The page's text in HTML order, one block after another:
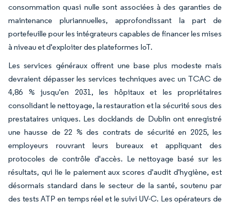
consommation quasi nulle sont associées à des garanties de
maintenance pluriannuelles, approfondissant la part de
portefeuille pour les intégrateurs capables de financer les mises
à niveau et d'exploiter des plateformes IoT.
Les services généraux offrent une base plus modeste mais
devraient dépasser les services techniques avec un TCAC de
4,86 % jusqu'en 2031, les hôpitaux et les propriétaires
consolidant le nettoyage, la restauration et la sécurité sous des
prestataires uniques. Les docklands de Dublin ont enregistré
une hausse de 22 % des contrats de sécurité en 2025, les
employeurs rouvrant leurs bureaux et appliquant des
protocoles de contrôle d'accès. Le nettoyage basé sur les
résultats, qui lie le paiement aux scores d'audit d'hygiène, est
désormais standard dans le secteur de la santé, soutenu par
des tests ATP en temps réel et le suivi UV-C. Les opérateurs de